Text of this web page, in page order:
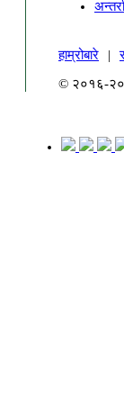
हाम्रोबारे |
© २०१६-